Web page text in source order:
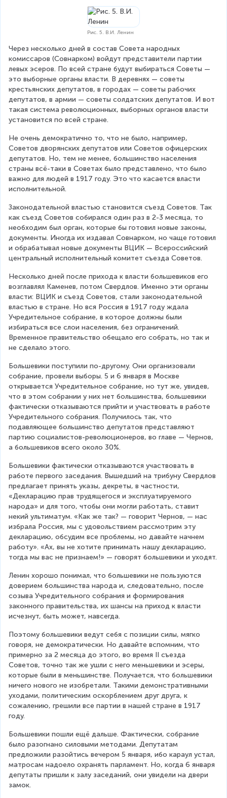
Рис. 5. В.И. Ленин
Через несколько дней в состав Совета народных
комиссаров (Совнарком) войдут представители партии
левых эсеров. По всей стране будут выбираться Советы —
это выборные органы власти. В деревнях — советы
крестьянских депутатов, в городах — советы рабочих
депутатов, в армии — советы солдатских депутатов. И вот
такая система революционных, выборных органов власти
установится по всей стране.
Не очень демократично то, что не было, например,
Советов дворянских депутатов или Советов офицерских
депутатов. Но, тем не менее, большинство населения
страны всё-таки в Советах было представлено, что было
важно для людей в 1917 году. Это что касается власти
исполнительной.
Законодательной властью становится съезд Советов. Так
как съезд Советов собирался один раз в 2-3 месяца, то
необходим был орган, которые бы готовил новые законы,
документы. Иногда их издавал Совнарком, но чаще готовил
и обрабатывал новые документы ВЦИК — Всероссийский
центральный исполнительный комитет съезда Советов.
Несколько дней после прихода к власти большевиков его
возглавлял Каменев, потом Свердлов. Именно эти органы
власти: ВЦИК и съезд Советов, стали законодательной
властью в стране. Но вся Россия в 1917 году ждала
Учредительное собрание, в которое должны были
избираться все слои населения, без ограничений.
Временное правительство обещало его собрать, но так и
не сделало этого.
Большевики поступили по-другому. Они организовали
собрание, провели выборы. 5 и 6 января в Москве
открывается Учредительное собрание, но тут же, увидев,
что в этом собрании у них нет большинства, большевики
фактически отказываются прийти и участвовать в работе
Учредительного собрания. Получилось так, что
подавляющее большинство депутатов представляют
партию социалистов-революционеров, во главе — Чернов,
а большевиков всего около 30%.
Большевики фактически отказываются участвовать в
работе первого заседания. Вышедший на трибуну Свердлов
предлагает принять указы, декреты, в частности,
«Декларацию прав трудящегося и эксплуатируемого
народа» и для того, чтобы они могли работать, ставит
некий ультиматум. «Как же так? — говорит Чернов, — нас
избрала Россия, мы с удовольствием рассмотрим эту
декларацию, обсудим все проблемы, но давайте начнем
работу». «Ах, вы не хотите принимать нашу декларацию,
тогда мы вас не признаем!» — говорят большевики и уходят.
Ленин хорошо понимал, что большевики не пользуются
доверием большинства народа и, следовательно, после
созыва Учредительного собрания и формирования
законного правительства, их шансы на приход к власти
исчезнут, быть может, навсегда.
Поэтому большевики ведут себя с позиции силы, мягко
говоря, не демократически. Но давайте вспомним, что
примерно за 2 месяца до этого, во время II съезда
Советов, точно так же ушли с него меньшевики и эсеры,
которые были в меньшинстве. Получается, что большевики
ничего нового не изобретали. Такими демонстративными
уходами, политическим оскорблением друг друга, к
сожалению, грешили все партии в нашей стране в 1917
году.
Большевики пошли ещё дальше. Фактически, собрание
было разогнано силовыми методами. Депутатам
предложили разойтись вечером 5 января, ибо караул устал,
матросам надоело охранять парламент. Но, когда 6 января
депутаты пришли к залу заседаний, они увидели на двери
замок.